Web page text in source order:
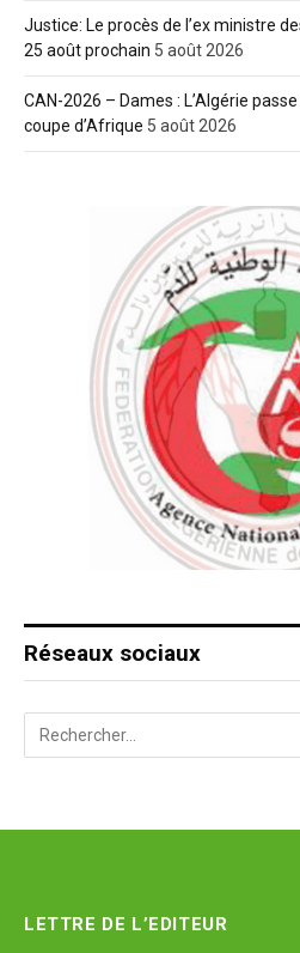
Justice: Le procès de l’ex ministre
25 août prochain 5 août 2026
CAN-2026 – Dames : L’Algérie
coupe d’Afrique 5 août 2026
Réseaux sociaux
LETTRE DE L’EDITEUR